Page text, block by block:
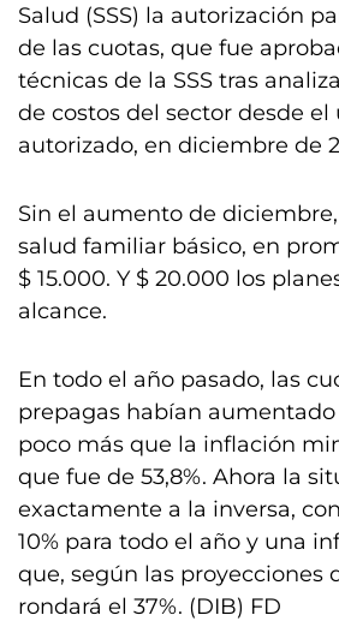
Salud (SSS) la autorización
de las cuotas, que fue
técnicas de la SSS tras
de costos del sector desde
autorizado, en diciembre de
Sin el aumento de
salud familiar básico, en
$ 15.000. Y $ 20.000 los
alcance.
En todo el año pasado, las
prepagas habían
poco más que la inflación
que fue de 53,8%. Ahora la
exactamente a la inversa,
10% para todo el año y una
que, según las proyecciones
rondará el 37%. (DIB) FD